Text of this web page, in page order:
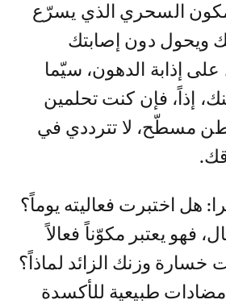
السحري الذي يسرّع
ويحول دون إصابتك
إذابة الدهون، سيّما
إذاً، فإن كنت تحلمين
مسطّح، لا تترددي في
هل اختبرت فعاليته يوماً؟
فهو يعتبر مكوّناً فعالاً
وزنك الزائد لماذاً؟
طبيعية للأكسدة